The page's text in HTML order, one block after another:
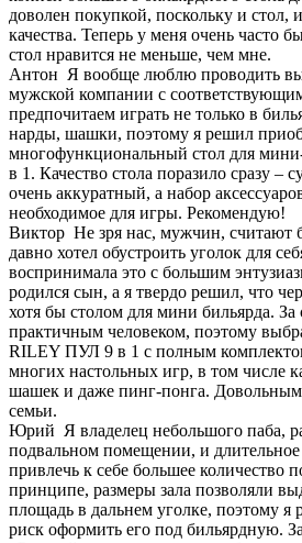
доволен покупкой, поскольку и стол,
качества. Теперь у меня очень часто
стол нравится не меньше, чем мне.
Антон Я вообще люблю проводить
мужской компании с
предпочитаем играть не только в
нарды, шашки, поэтому я решил
многофункциональный стол для
в 1. Качество стола поразило сразу –
очень аккуратный, а набор
необходимое для игры. Рекомендую!
Виктор Не зря нас, мужчин, считают
давно хотел обустроить уголок для
воспринимала это с большим
родился сын, а я твердо решил, что
хотя бы столом для мини бильярда. За
практичным человеком, поэтому
RILEY ПУЛ 9 в 1 с полным
многих настольных игр, в том числе
шашек и даже пинг-понга.
семьи.
Юрий Я владелец небольшого паба,
подвальном помещении, и
привлечь к себе большее количество
принципе, размеры зала позволяли
площадь в дальнем уголке, поэтому я
риск оформить его под бильярдную.